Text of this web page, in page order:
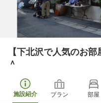
【下北沢で人気のお
＾
施設紹介 プラン 部屋